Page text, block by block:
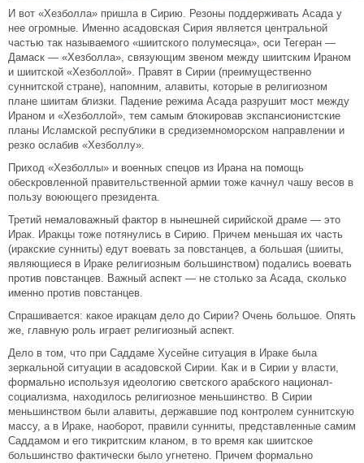
И вот «Хезболла» пришла в Сирию. Резоны поддерживать Асада у
нее огромные. Именно асадовская Сирия является центральной
частью так называемого «шиитского полумесяца», оси Тегеран —
Дамаск — «Хезболла», связующим звеном между шиитским Ираном
и шиитской «Хезболлой». Правят в Сирии (преимущественно
суннитской стране), напомним, алавиты, которые в религиозном
плане шиитам близки. Падение режима Асада разрушит мост между
Ираном и «Хезболлой», тем самым блокировав экспансионистские
планы Исламской республики в средиземноморском направлении и
резко ослабив «Хезболлу».
Приход «Хезболлы» и военных спецов из Ирана на помощь
обескровленной правительственной армии тоже качнул чашу весов в
пользу воюющего президента.
Третий немаловажный фактор в нынешней сирийской драме — это
Ирак. Иракцы тоже потянулись в Сирию. Причем меньшая их часть
(иракские сунниты) едут воевать за повстанцев, а большая (шииты,
являющиеся в Ираке религиозным большинством) подались воевать
против повстанцев. Важный аспект — не столько за Асада, сколько
именно против повстанцев.
Спрашивается: какое иракцам дело до Сирии? Очень большое. Опять
же, главную роль играет религиозный аспект.
Дело в том, что при Саддаме Хусейне ситуация в Ираке была
зеркальной ситуации в асадовской Сирии. Как и в Сирии у власти,
формально используя идеологию светского арабского национал-
социализма, находилось религиозное меньшинство. В Сирии
меньшинством были алавиты, державшие под контролем суннитскую
массу, а в Ираке, наоборот, правили сунниты, представленные самим
Саддамом и его тикритским кланом, в то время как шиитское
большинство фактически было угнетено. Причем формально